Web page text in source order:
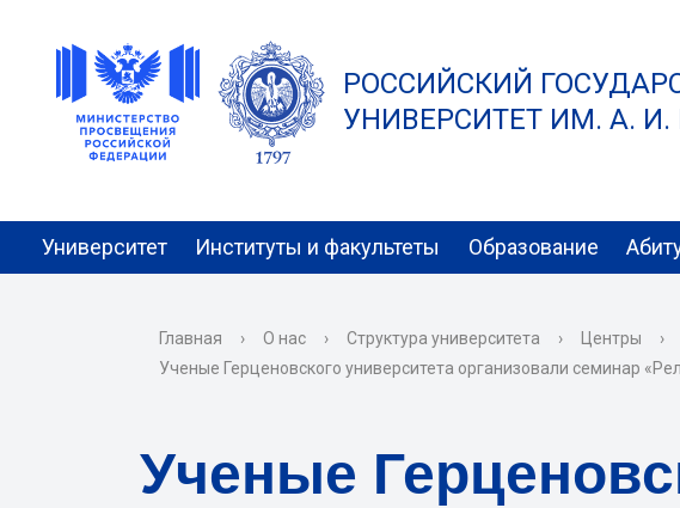
РОССИЙСКИЙ
УНИВЕРСИТЕТ ИМ. А. И.
Университет Институты и факультеты Образование
Главная › О нас › Структура университета › Центры ›
Ученые Герценовского университета организовали семинар
Ученые